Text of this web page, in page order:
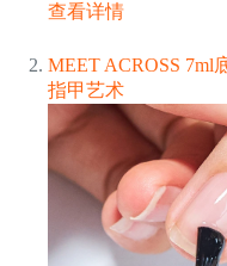
查看详情
MEET ACROSS
指甲艺术